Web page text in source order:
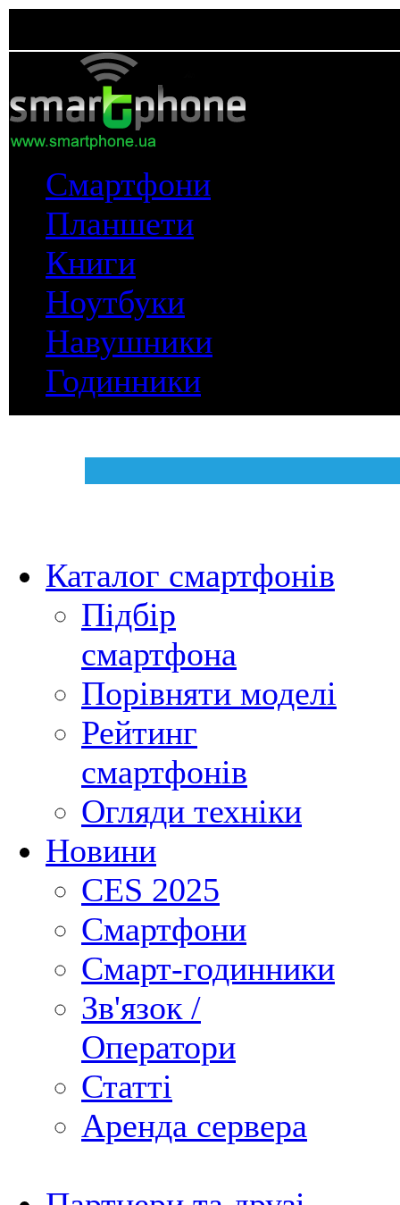
Смартфони
Планшети
Книги
Ноутбуки
Навушники
Годинники
Каталог смартфонів
Підбір
смартфона
Порівняти моделі
Рейтинг
смартфонів
Огляди техніки
Новини
CES 2025
Смартфони
Смарт-годинники
Зв'язок /
Оператори
Статті
Аренда сервера